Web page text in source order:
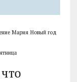
Мария Новый год
что